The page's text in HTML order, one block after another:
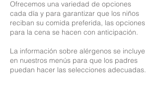
Ofrecemos una variedad de opciones
cada día y para garantizar que los niños
reciban su comida preferida, las opciones
para la cena se hacen con anticipación.
La información sobre alérgenos se incluye
en nuestros menús para que los padres
puedan hacer las selecciones adecuadas.